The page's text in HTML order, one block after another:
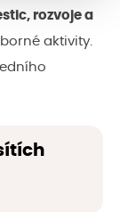
rozvoje a
aktivity.